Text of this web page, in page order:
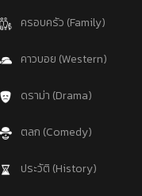
ครอบครัว (Family)
คาวบอย (Western)
ดราม่า (Drama)
ตลก (Comedy)
ประวัติ (History)